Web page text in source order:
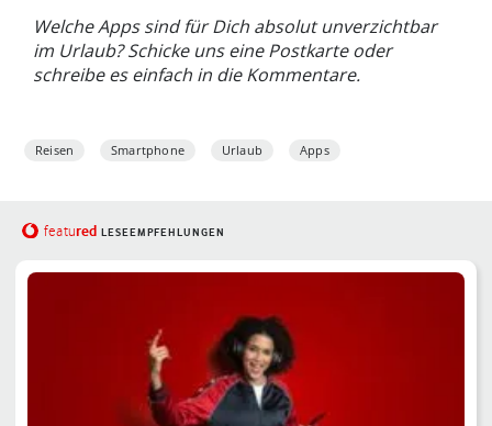
Welche Apps sind für Dich absolut unverzichtbar
im Urlaub? Schicke uns eine Postkarte oder
schreibe es einfach in die Kommentare.
Reisen Smartphone Urlaub Apps
featured LESEEMPFEHLUNGEN